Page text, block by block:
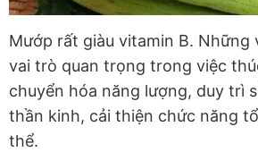
Mướp rất giàu vitamin B. Những
vai trò quan trọng trong việc
chuyển hóa năng lượng, duy trì
thần kinh, cải thiện chức năng
thể.